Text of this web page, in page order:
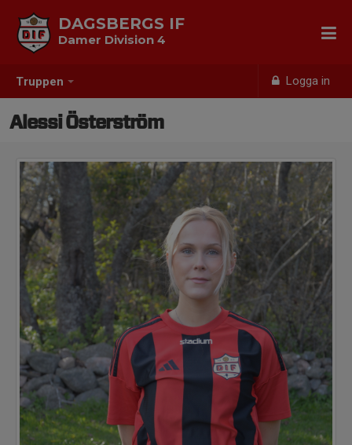
Truppen Logga in
DAGSBERGS IF
Damer Division 4
Alessi Österström